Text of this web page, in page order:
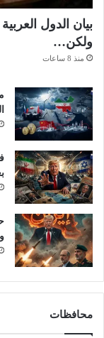
بيان الدول
ولكن…
منذ 8 ساعات
محافظات